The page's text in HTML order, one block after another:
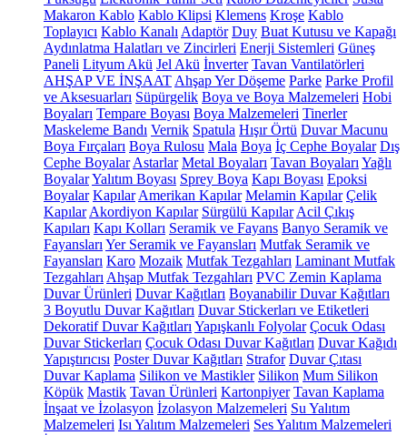
Makaron Kablo Kablo Klipsi Klemens Kroşe Kablo
Toplayıcı Kablo Kanalı Adaptör Duy Buat Kutusu ve Kapağı
Aydınlatma Halatları ve Zincirleri Enerji Sistemleri Güneş
Paneli Lityum Akü Jel Akü İnverter Tavan Vantilatörleri
AHŞAP VE İNŞAAT Ahşap Yer Döşeme Parke Parke Profil
ve Aksesuarları Süpürgelik Boya ve Boya Malzemeleri Hobi
Boyaları Tempare Boyası Boya Malzemeleri Tinerler
Maskeleme Bandı Vernik Spatula Hışır Örtü Duvar Macunu
Boya Fırçaları Boya Rulosu Mala Boya İç Cephe Boyalar Dış
Cephe Boyalar Astarlar Metal Boyaları Tavan Boyaları Yağlı
BoyalarYalıtım Boyası Sprey Boya Kapı Boyası Epoksi
Boyalar Kapılar Amerikan Kapılar Melamin Kapılar Çelik
Kapılar Akordiyon Kapılar Sürgülü Kapılar Acil Çıkış
Kapıları Kapı Kolları Seramik ve Fayans Banyo Seramik ve
Fayansları Yer Seramik ve Fayansları Mutfak Seramik ve
Fayansları Karo Mozaik Mutfak Tezgahları Laminant Mutfak
Tezgahları Ahşap Mutfak Tezgahları PVC Zemin Kaplama
Duvar Ürünleri Duvar Kağıtları Boyanabilir Duvar Kağıtları
3 Boyutlu Duvar Kağıtları Duvar Stickerları ve Etiketleri
Dekoratif Duvar Kağıtları Yapışkanlı Folyolar Çocuk Odası
Duvar Stickerları Çocuk Odası Duvar Kağıtları Duvar Kağıdı
Yapıştırıcısı Poster Duvar Kağıtları Strafor Duvar Çıtası
Duvar Kaplama Silikon ve Mastikler Silikon Mum Silikon
Köpük Mastik Tavan Ürünleri Kartonpiyer Tavan Kaplama
İnşaat ve İzolasyon İzolasyon Malzemeleri Su Yalıtım
Malzemeleri Isı Yalıtım Malzemeleri Ses Yalıtım Malzemeleri